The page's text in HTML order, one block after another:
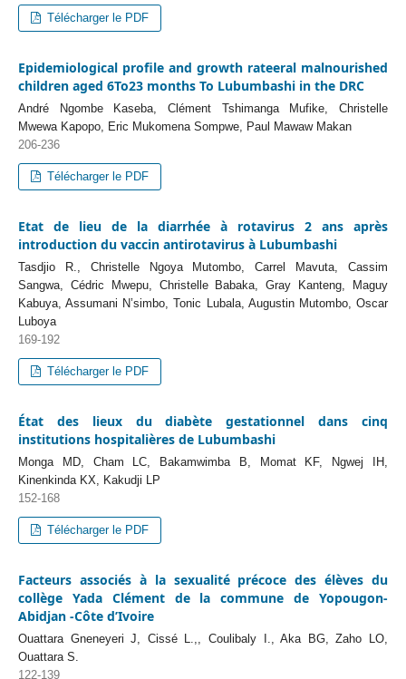
Télécharger le PDF
Epidemiological profile and growth rateeral malnourished
children aged 6To23 months To Lubumbashi in the DRC
André Ngombe Kaseba, Clément Tshimanga Mufike, Christelle
Mwewa Kapopo, Eric Mukomena Sompwe, Paul Mawaw Makan
206-236
Télécharger le PDF
Etat de lieu de la diarrhée à rotavirus 2 ans après
introduction du vaccin antirotavirus à Lubumbashi
Tasdjio R., Christelle Ngoya Mutombo, Carrel Mavuta, Cassim
Sangwa, Cédric Mwepu, Christelle Babaka, Gray Kanteng, Maguy
Kabuya, Assumani N’simbo, Tonic Lubala, Augustin Mutombo, Oscar
Luboya
169-192
Télécharger le PDF
État des lieux du diabète gestationnel dans cinq
institutions hospitalières de Lubumbashi
Monga MD, Cham LC, Bakamwimba B, Momat KF, Ngwej IH,
Kinenkinda KX, Kakudji LP
152-168
Télécharger le PDF
Facteurs associés à la sexualité précoce des élèves du
collège Yada Clément de la commune de Yopougon-
Abidjan -Côte d’Ivoire
Ouattara Gneneyeri J, Cissé L.,, Coulibaly I., Aka BG, Zaho LO,
Ouattara S.
122-139